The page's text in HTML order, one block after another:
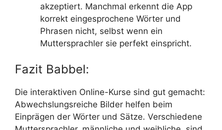
akzeptiert. Manchmal erkennt die App
korrekt eingesprochene Wörter und
Phrasen nicht, selbst wenn ein
Muttersprachler sie perfekt einspricht.
Fazit Babbel:
Die interaktiven Online-Kurse sind gut gemacht:
Abwechslungsreiche Bilder helfen beim
Einprägen der Wörter und Sätze. Verschiedene